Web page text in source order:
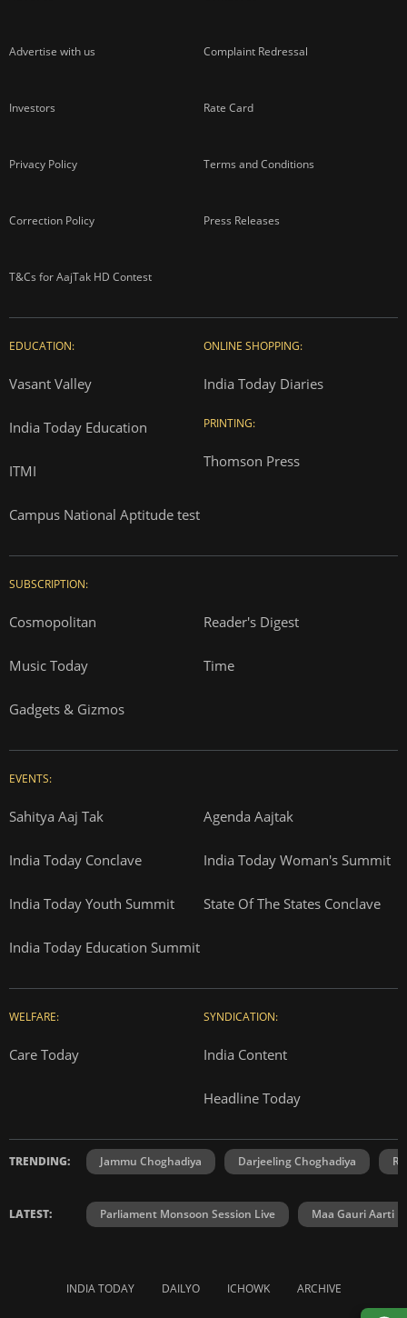
Advertise with us Complaint Redressal
Investors Rate Card
Privacy Policy Terms and Conditions
Correction Policy Press Releases
T&Cs for AajTak HD Contest
EDUCATION:
Vasant Valley
India Today Education
ITMI
Campus National Aptitude test
ONLINE SHOPPING:
India Today Diaries
PRINTING:
Thomson Press
SUBSCRIPTION:
Cosmopolitan Reader's Digest
Music Today Time
Gadgets & Gizmos
EVENTS:
Sahitya Aaj Tak Agenda Aajtak
India Today Conclave India Today Woman's Summit
India Today Youth Summit State Of The States Conclave
India Today Education Summit
WELFARE:
Care Today
SYNDICATION:
India Content
Headline Today
TRENDING: Jammu Choghadiya Darjeeling Choghadiya
LATEST: Parliament Monsoon Session Live Maa Gauri Aarti
INDIA TODAY DAILYO ICHOWK ARCHIVE